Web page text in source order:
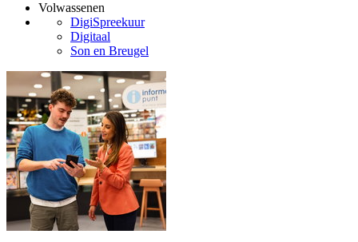
Volwassenen
DigiSpreekuur
Digitaal
Son en Breugel